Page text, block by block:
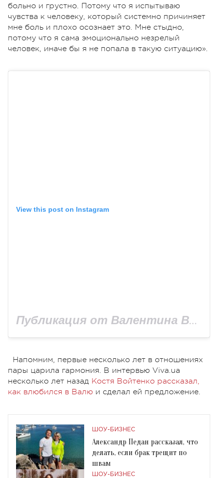
больно и грустно. Потому что я испытываю
чувства к человеку, который системно причиняет
мне боль и плохо осознает это. Мне стыдно,
потому что я сама эмоционально незрелый
человек, иначе бы я не попала в такую ситуацию».
View this post on Instagram
Публикация от Валентина Войтенко (@valentina_voitenko)
Напомним, первые несколько лет в отношениях
пары царила гармония. В интервью Viva.ua
несколько лет назад Костя Войтенко рассказал,
как влюбился в Валю и сделал ей предложение.
ШОУ-БИЗНЕС
Александр Педан рассказал, что
делать, если брак трещит по
швам
ШОУ-БИЗНЕС